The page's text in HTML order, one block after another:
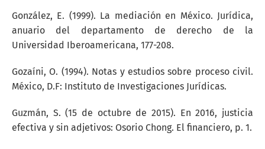
González, E. (1999). La mediación en México. Jurídica,
anuario del departamento de derecho de la
Universidad Iberoamericana, 177-208.
Gozaíni, O. (1994). Notas y estudios sobre proceso civil.
México, D.F: Instituto de Investigaciones Jurídicas.
Guzmán, S. (15 de octubre de 2015). En 2016, justicia
efectiva y sin adjetivos: Osorio Chong. El financiero, p. 1.